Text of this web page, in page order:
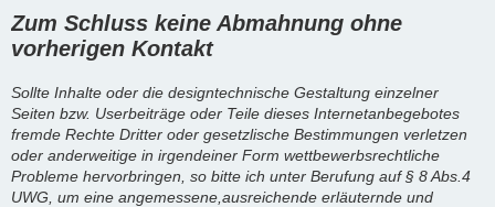
Zum Schluss keine Abmahnung ohne
vorherigen Kontakt
Sollte Inhalte oder die designtechnische Gestaltung einzelner
Seiten bzw. Userbeiträge oder Teile dieses Internetanbegebotes
fremde Rechte Dritter oder gesetzlische Bestimmungen verletzen
oder anderweitige in irgendeiner Form wettbewerbsrechtliche
Probleme hervorbringen, so bitte ich unter Berufung auf § 8 Abs.4
UWG, um eine angemessene,ausreichende erläuternde und